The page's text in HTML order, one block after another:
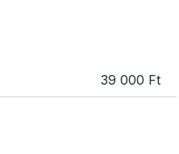
39 000 Ft